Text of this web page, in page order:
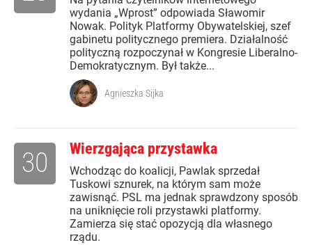
wydania „Wprost” odpowiada Sławomir
Nowak. Polityk Platformy Obywatelskiej, szef
gabinetu politycznego premiera. Działalność
polityczną rozpoczynał w Kongresie Liberalno-
Demokratycznym. Był także...
Agnieszka Sijka
Wierzgająca przystawka
Wchodząc do koalicji, Pawlak sprzedał
Tuskowi sznurek, na którym sam może
zawisnąć. PSL ma jednak sprawdzony sposób
na uniknięcie roli przystawki platformy.
Zamierza się stać opozycją dla własnego
rządu.
30